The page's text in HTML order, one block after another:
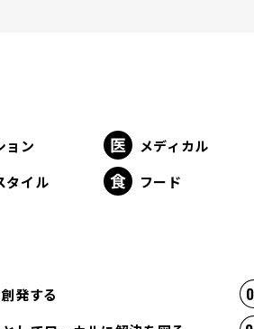
ョン メディカル
タイル フード
発する